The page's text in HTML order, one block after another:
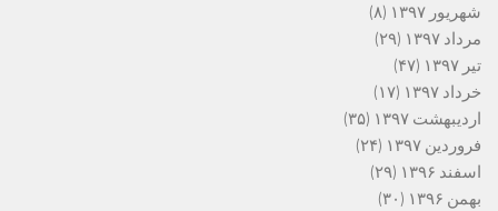
شهریور ۱۳۹۷
(۸)
مرداد ۱۳۹۷
(۲۹)
تیر ۱۳۹۷
(۴۷)
خرداد ۱۳۹۷
(۱۷)
اردیبهشت ۱۳۹۷
(۳۵)
فروردین ۱۳۹۷
(۲۴)
اسفند ۱۳۹۶
(۲۹)
بهمن ۱۳۹۶
(۳۰)